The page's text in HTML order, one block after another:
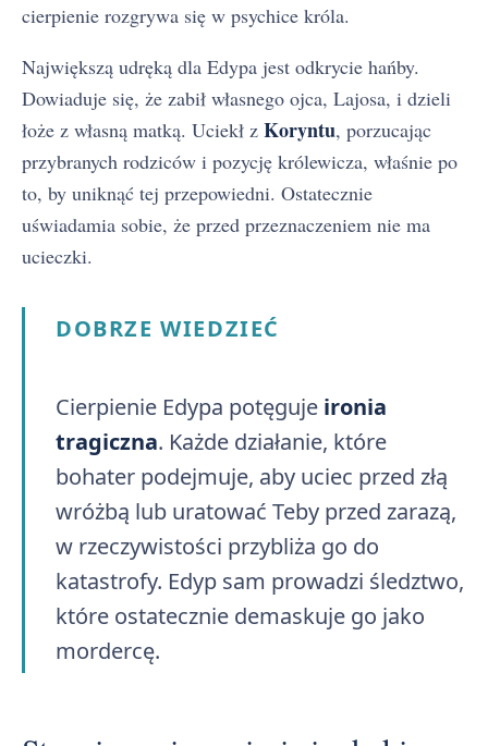
cierpienie rozgrywa się w psychice króla.
Największą udręką dla Edypa jest odkrycie hańby.
Dowiaduje się, że zabił własnego ojca, Lajosa, i dzieli
łoże z własną matką. Uciekł z Koryntu, porzucając
przybranych rodziców i pozycję królewicza, właśnie po
to, by uniknąć tej przepowiedni. Ostatecznie
uświadamia sobie, że przed przeznaczeniem nie ma
ucieczki.
DOBRZE WIEDZIEĆ
Cierpienie Edypa potęguje ironia
tragiczna. Każde działanie, które
bohater podejmuje, aby uciec przed złą
wróżbą lub uratować Teby przed zarazą,
w rzeczywistości przybliża go do
katastrofy. Edyp sam prowadzi śledztwo,
które ostatecznie demaskuje go jako
mordercę.